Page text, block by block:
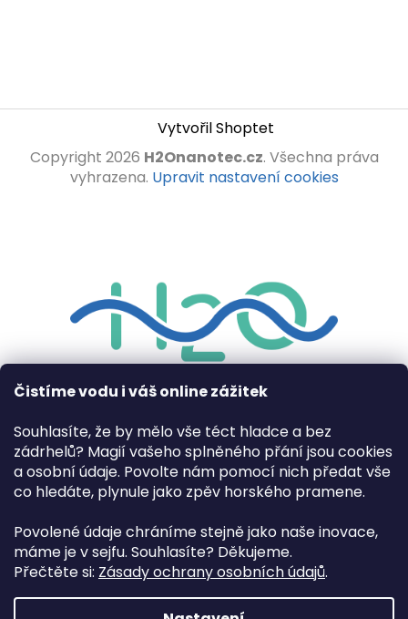
Čistíme vodu i váš online zážitek
Souhlasíte, že by mělo vše téct hladce a bez
zádrhelů? Magií vašeho splněného přání jsou cookies
a osobní údaje. Povolte nám pomocí nich předat vše
co hledáte, plynule jako zpěv horského pramene.
Povolené údaje chráníme stejně jako naše inovace,
máme je v sejfu. Souhlasíte? Děkujeme.
Přečtěte si: Zásady ochrany osobních údajů.
Vytvořil Shoptet
Copyright 2026 H2Onanotec.cz. Všechna práva
vyhrazena. Upravit nastavení cookies
Projekt EXPERTNÍ ANALÝZA V OBLASTI SORPČNÍCH
MATERIÁLŮ NA BÁZI UHLÍKOVÝCH NANOTRUBIC,
GRAFENU A JEHO DERIVÁTŮ je spolufinancován
Předmětem projektu je realizace experimentální studie
zacílená na porovnání sorpčních vlastností pokročilých
sorpčních materiálů na bázi uhlíkových nanotrubic,
grafenu a jeho derivátů.